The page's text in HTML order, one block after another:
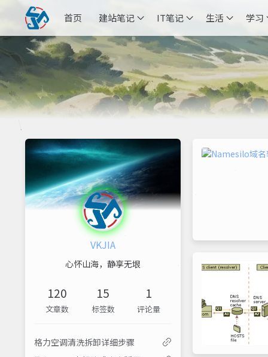
首页 建站笔记 IT笔记 生活 学习
VKJIA
心怀山海，静享无垠
120
文章数
15
标签数
1
评论量
格力空调清洗拆卸详细步骤